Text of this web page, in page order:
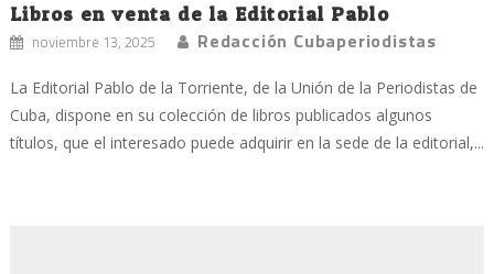
Libros en venta de la Editorial Pablo
noviembre 13, 2025 Redacción Cubaperiodistas
La Editorial Pablo de la Torriente, de la Unión de la Periodistas de
Cuba, dispone en su colección de libros publicados algunos
títulos, que el interesado puede adquirir en la sede de la editorial,...